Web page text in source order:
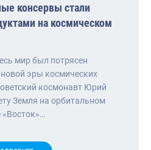
консервы стали
на космическом
мир был потрясен
эры космических
космонавт Юрий
Земля на орбитальном